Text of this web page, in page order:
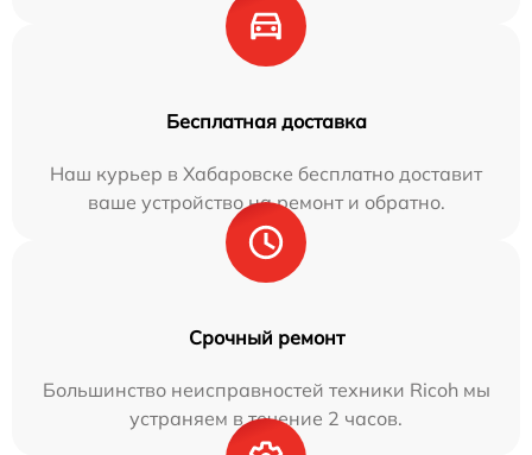
Бесплатная доставка
Наш курьер в Хабаровске бесплатно доставит
ваше устройство на ремонт и обратно.
Срочный ремонт
Большинство неисправностей техники Ricoh мы
устраняем в течение 2 часов.